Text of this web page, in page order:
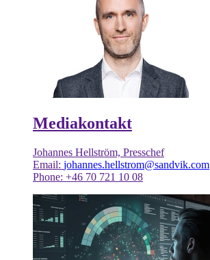
Mediakontakt
Johannes Hellström, Presschef
Email: johannes.hellstrom@sandvik.com
Phone: +46 70 721 10 08